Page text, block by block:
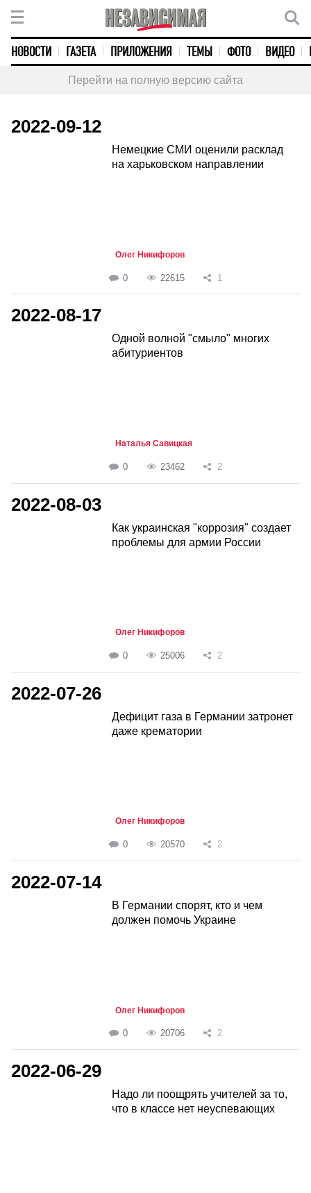
НОВОСТИ ГАЗЕТА ПРИЛОЖЕНИЯ ТЕМЫ ФОТО ВИДЕО
Перейти на полную версию сайта
2022-09-12
Немецкие СМИ оценили расклад
на харьковском направлении
Олег Никифоров
0 22615 1
2022-08-17
Одной волной "смыло" многих
абитуриентов
Наталья Савицкая
0 23462 2
2022-08-03
Как украинская "коррозия" создает
проблемы для армии России
Олег Никифоров
0 25006 2
2022-07-26
Дефицит газа в Германии затронет
даже крематории
Олег Никифоров
0 20570 2
2022-07-14
В Германии спорят, кто и чем
должен помочь Украине
Олег Никифоров
0 20706 2
2022-06-29
Надо ли поощрять учителей за то,
что в классе нет неуспевающих